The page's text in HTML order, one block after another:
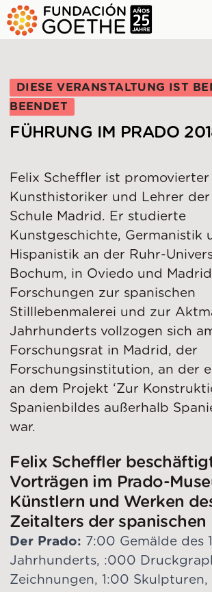
ZUM HAUPTINHALT SPRINGEN
DIESE VERANSTALTUNG IST
BEENDET
FÜHRUNG IM PRADO
Felix Scheffler ist promovierter
Kunsthistoriker und Lehrer
Schule Madrid. Er studierte
Kunstgeschichte, Germanistik
Hispanistik an der Ruhr-
Bochum, in Oviedo und
Forschungen zur spanischen
Stilllebenmalerei und zur
Jahrhunderts vollzogen sich
Forschungsrat in Madrid, der
Forschungsinstitution, an der
an dem Projekt ‘Zur
Spanienbildes außerhalb
war.
Felix Scheffler
Vorträgen im Prado-
Künstlern und Werken
Zeitalters der spanischen
Der Prado: 7:00 Gemälde des
Jahrhunderts, :000
Zeichnungen, 1:00